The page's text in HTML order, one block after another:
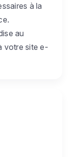
à la
au
votre site e-